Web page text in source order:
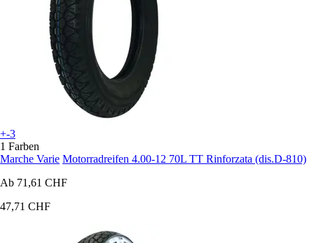
+-3
1 Farben
Marche Varie Motorradreifen 4.00-12 70L TT Rinforzata (dis.D-810)
Ab 71,61 CHF
47,71 CHF